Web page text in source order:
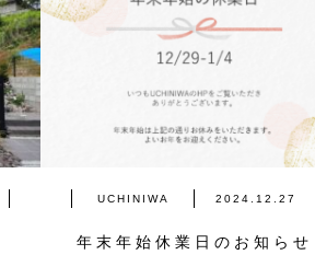
UCHINIWA 2024.12.27
年末年始休業日のお知らせ